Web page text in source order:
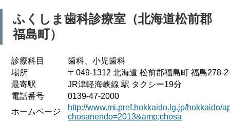
ふくしま歯科診療室（北海道松前郡
福島町）
診療科目
歯科、小児歯科
場所
〒049-1312 北海道 松前郡福島町 福島278-2
最寄駅
JR津軽海峡線 駅 タクシー19分
電話番号
0139-47-2000
ホームページ
http://www.mi.pref.hokkaido.lg.jp/hokkaido/
chosanendo=2013&amp;chosa